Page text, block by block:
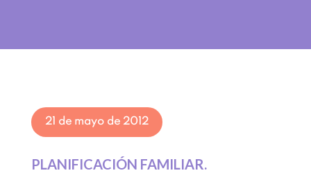
21 de mayo de 2012
PLANIFICACIÓN FAMILIAR.